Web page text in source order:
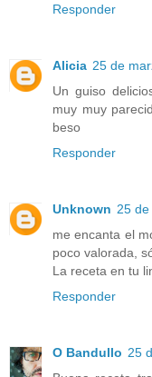
Responder
Alicia 25 de
Un guiso
muy muy
beso
Responder
Unknown 25
me encanta el
poco valorada,
La receta en tu
Responder
O Bandullo 25